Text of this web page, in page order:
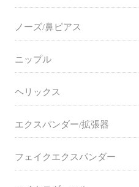
ノーズ/鼻ピアス
ニップル
ヘリックス
エクスパンダー/拡張器
フェイクエクスパンダー